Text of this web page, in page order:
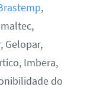
,
Gelopar,
Imbera,
do